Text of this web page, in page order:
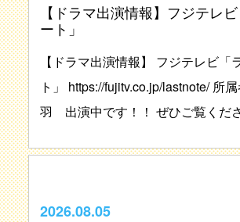
【ドラマ出演情報】フジテレ
ート」
【ドラマ出演情報】 フジテレビ「
ト」 https://fujitv.co.jp/lastnote/ 所
羽 出演中です！！ ぜひご覧くだ
2026.08.05